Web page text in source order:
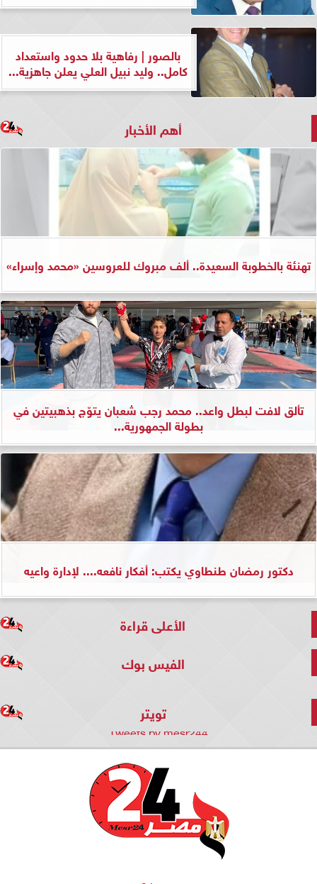
بالصور | رفاهية بلا حدود واستعداد
كامل.. وليد نبيل العلي يعلن جاهزية...
أهم الأخبار
تهنئة بالخطوبة السعيدة.. ألف مبروك للعروسين «محمد وإسراء»
تألق لافت لبطل واعد.. محمد رجب شعبان يتوّج بذهبيتين في
بطولة الجمهورية...
دكتور رمضان طنطاوي يكتب: أفكار نافعه.... لإدارة واعيه
الأعلى قراءة
الفيس بوك
تويتر
Tweets by mesr244